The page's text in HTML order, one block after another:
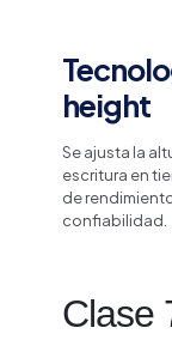
height
Se ajusta la
escritura en
de
confiabilidad.
Clase